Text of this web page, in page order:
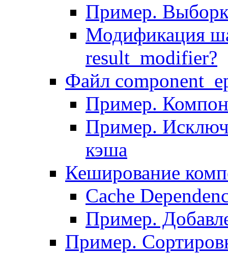
Пример.
Модификация
result_modifier?
Файл
Пример.
Пример.
кэша
Кеширование
Сache
Пример.
Пример.